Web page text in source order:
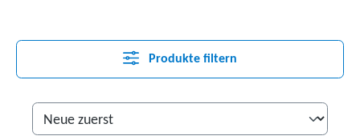
Produkte filtern